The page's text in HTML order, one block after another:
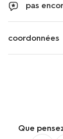
pas
coordonnées
Que